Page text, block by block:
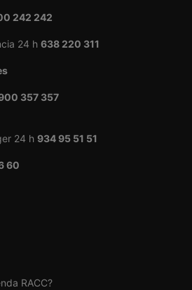
242 242
24 h 638 220 311
357 357
24 h 934 95 51 51
60
RACC?